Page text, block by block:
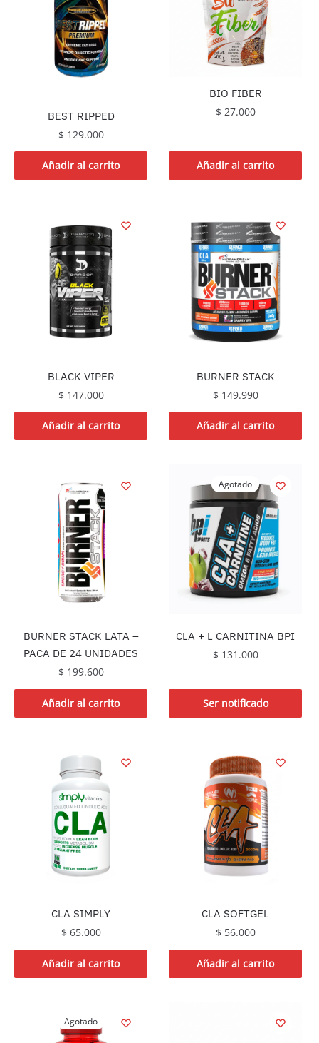
BEST RIPPED
$ 129.000
Añadir al carrito
BIO FIBER
$ 27.000
Añadir al carrito
BLACK VIPER
$ 147.000
Añadir al carrito
BURNER STACK
$ 149.990
Añadir al carrito
BURNER STACK LATA –
PACA DE 24 UNIDADES
$ 199.600
Añadir al carrito
Agotado
CLA + L CARNITINA BPI
$ 131.000
Ser notificado
CLA SIMPLY
$ 65.000
Añadir al carrito
CLA SOFTGEL
$ 56.000
Añadir al carrito
Agotado